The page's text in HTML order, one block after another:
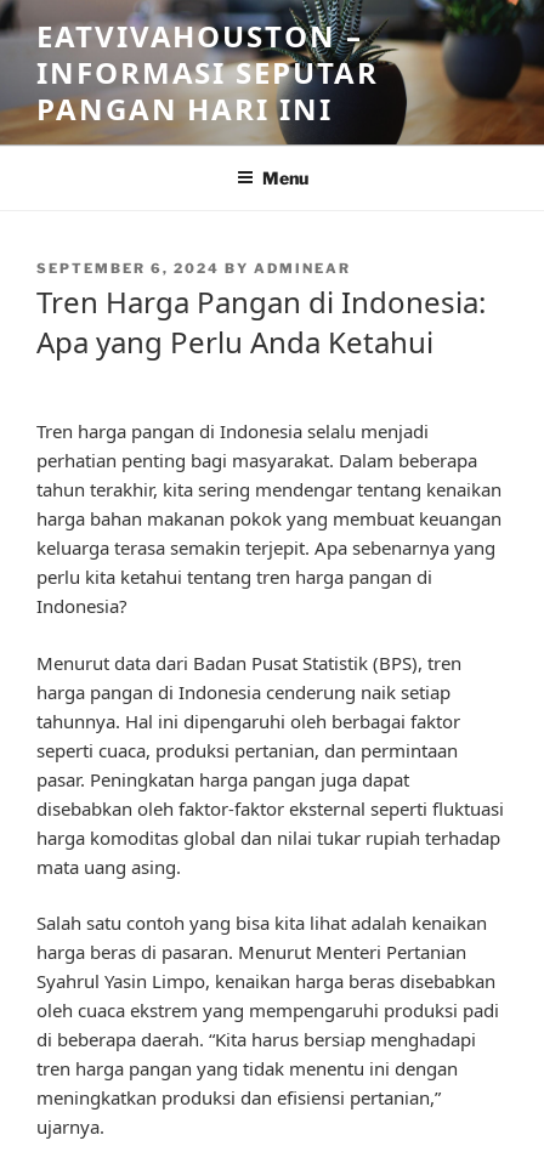
Skip
to
content
EATVIVAHOUSTON –
INFORMASI SEPUTAR
PANGAN HARI INI
Menu
POSTED
SEPTEMBER 6, 2024 BY ADMINEAR
Tren Harga Pangan di Indonesia:
Apa yang Perlu Anda Ketahui
Tren harga pangan di Indonesia selalu menjadi
perhatian penting bagi masyarakat. Dalam beberapa
tahun terakhir, kita sering mendengar tentang kenaikan
harga bahan makanan pokok yang membuat keuangan
keluarga terasa semakin terjepit. Apa sebenarnya yang
perlu kita ketahui tentang tren harga pangan di
Indonesia?
Menurut data dari Badan Pusat Statistik (BPS), tren
harga pangan di Indonesia cenderung naik setiap
tahunnya. Hal ini dipengaruhi oleh berbagai faktor
seperti cuaca, produksi pertanian, dan permintaan
pasar. Peningkatan harga pangan juga dapat
disebabkan oleh faktor-faktor eksternal seperti fluktuasi
harga komoditas global dan nilai tukar rupiah terhadap
mata uang asing.
Salah satu contoh yang bisa kita lihat adalah kenaikan
harga beras di pasaran. Menurut Menteri Pertanian
Syahrul Yasin Limpo, kenaikan harga beras disebabkan
oleh cuaca ekstrem yang mempengaruhi produksi padi
di beberapa daerah. “Kita harus bersiap menghadapi
tren harga pangan yang tidak menentu ini dengan
meningkatkan produksi dan efisiensi pertanian,”
ujarnya.